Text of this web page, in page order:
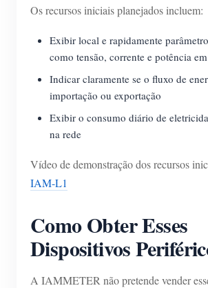
Os recursos iniciais planejados incluem:
Exibir local e rapidamente
como tensão, corrente e potência
Indicar claramente se o fluxo de
importação ou exportação
Exibir o consumo diário de
na rede
Vídeo de demonstração dos recursos
IAM-L1
Como Obter Esses
Dispositivos
A IAMMETER não pretende vender